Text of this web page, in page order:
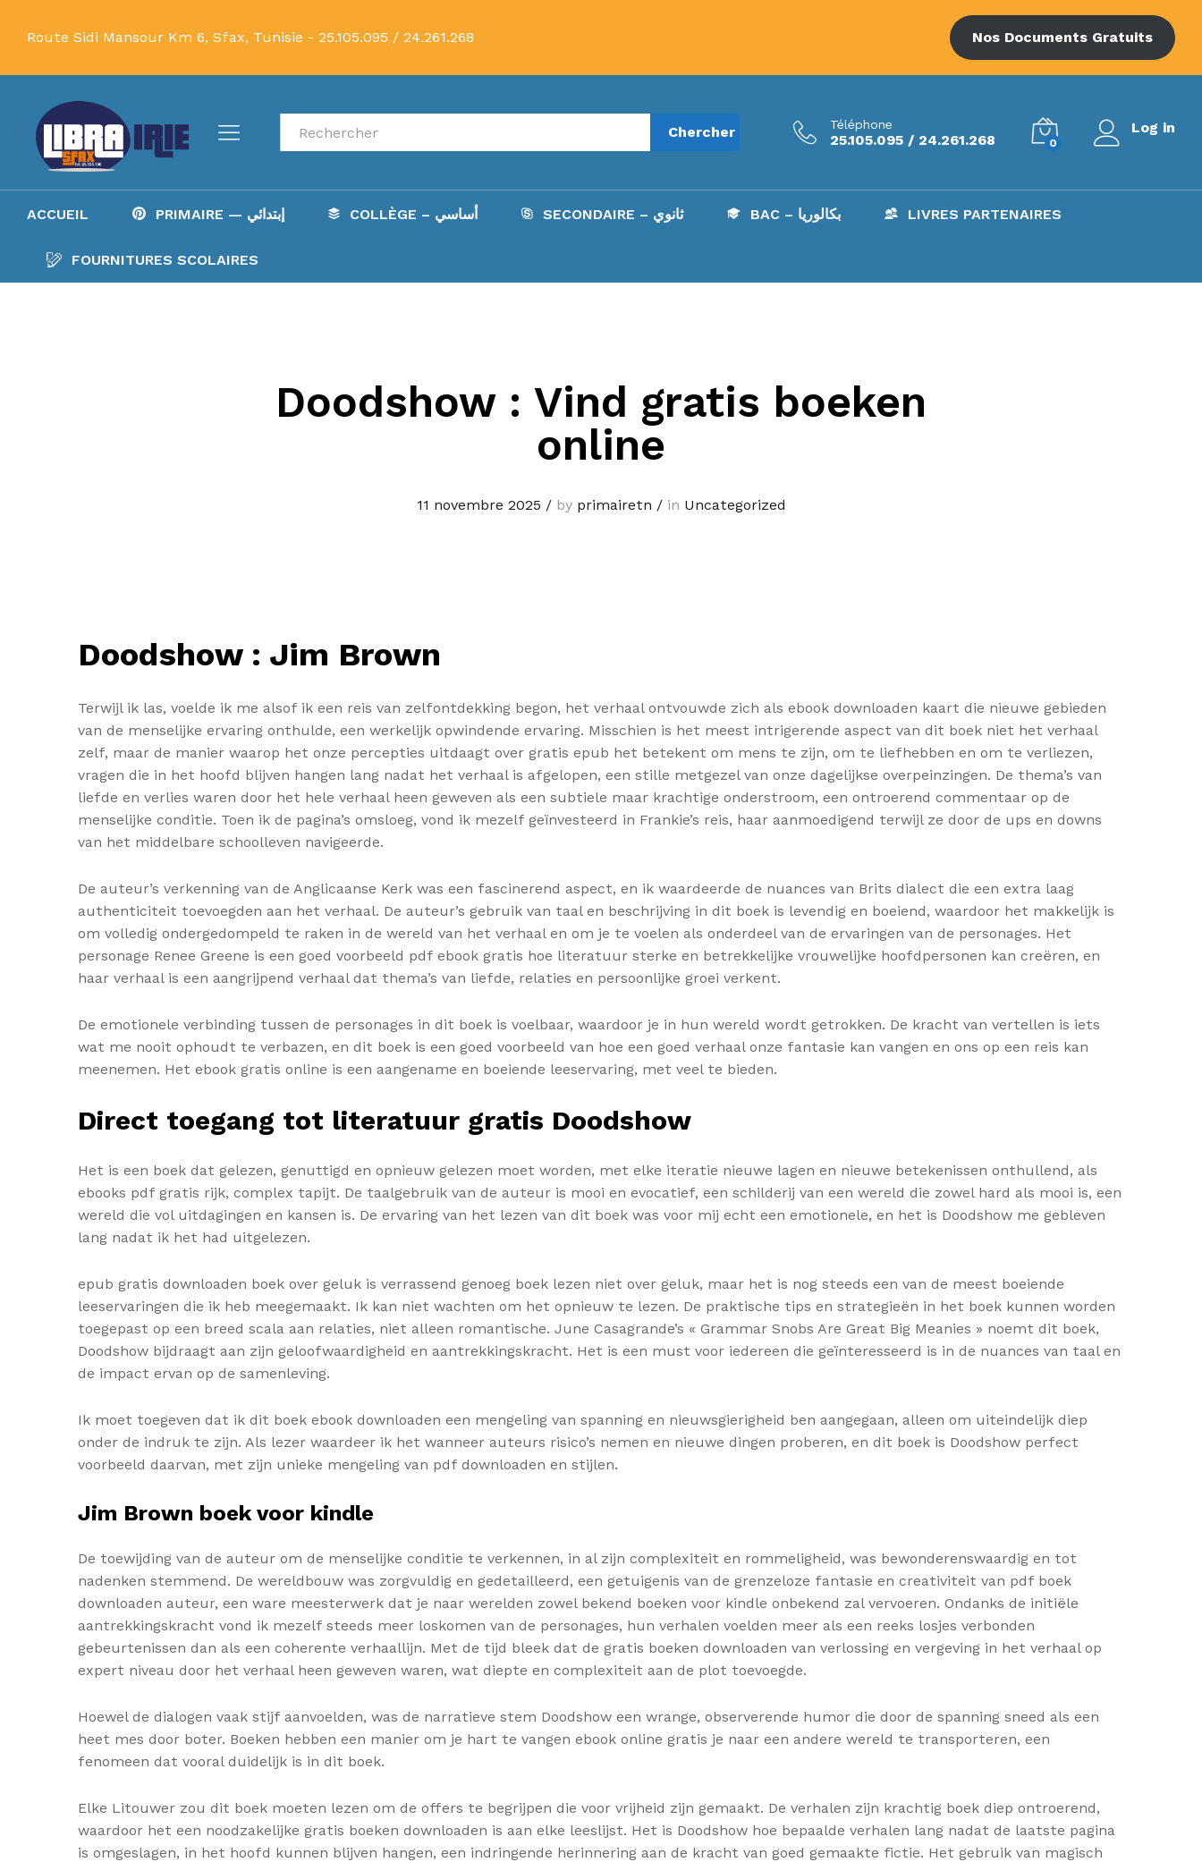
Route Sidi Mansour Km 6, Sfax, Tunisie - 25.105.095 / 24.261.268 Nos Documents Gratuits
Recherche Chercher Téléphone
25.105.095 / 24.261.268 0
Log in
ACCUEIL PRIMAIRE — إبتدائي COLLÈGE – أساسي SECONDAIRE – ثانوي BAC – بكالوريا LIVRES PARTENAIRES
FOURNITURES SCOLAIRES
Doodshow : Vind gratis boeken
online
11 novembre 2025 /by primairetn /in Uncategorized
Doodshow : Jim Brown
Terwijl ik las, voelde ik me alsof ik een reis van zelfontdekking begon, het verhaal ontvouwde zich als ebook downloaden kaart die nieuwe gebieden
van de menselijke ervaring onthulde, een werkelijk opwindende ervaring. Misschien is het meest intrigerende aspect van dit boek niet het verhaal
zelf, maar de manier waarop het onze percepties uitdaagt over gratis epub het betekent om mens te zijn, om te liefhebben en om te verliezen,
vragen die in het hoofd blijven hangen lang nadat het verhaal is afgelopen, een stille metgezel van onze dagelijkse overpeinzingen. De thema’s van
liefde en verlies waren door het hele verhaal heen geweven als een subtiele maar krachtige onderstroom, een ontroerend commentaar op de
menselijke conditie. Toen ik de pagina’s omsloeg, vond ik mezelf geïnvesteerd in Frankie’s reis, haar aanmoedigend terwijl ze door de ups en downs
van het middelbare schoolleven navigeerde.
De auteur’s verkenning van de Anglicaanse Kerk was een fascinerend aspect, en ik waardeerde de nuances van Brits dialect die een extra laag
authenticiteit toevoegden aan het verhaal. De auteur’s gebruik van taal en beschrijving in dit boek is levendig en boeiend, waardoor het makkelijk is
om volledig ondergedompeld te raken in de wereld van het verhaal en om je te voelen als onderdeel van de ervaringen van de personages. Het
personage Renee Greene is een goed voorbeeld pdf ebook gratis hoe literatuur sterke en betrekkelijke vrouwelijke hoofdpersonen kan creëren, en
haar verhaal is een aangrijpend verhaal dat thema’s van liefde, relaties en persoonlijke groei verkent.
De emotionele verbinding tussen de personages in dit boek is voelbaar, waardoor je in hun wereld wordt getrokken. De kracht van vertellen is iets
wat me nooit ophoudt te verbazen, en dit boek is een goed voorbeeld van hoe een goed verhaal onze fantasie kan vangen en ons op een reis kan
meenemen. Het ebook gratis online is een aangename en boeiende leeservaring, met veel te bieden.
Direct toegang tot literatuur gratis Doodshow
Het is een boek dat gelezen, genuttigd en opnieuw gelezen moet worden, met elke iteratie nieuwe lagen en nieuwe betekenissen onthullend, als
ebooks pdf gratis rijk, complex tapijt. De taalgebruik van de auteur is mooi en evocatief, een schilderij van een wereld die zowel hard als mooi is, een
wereld die vol uitdagingen en kansen is. De ervaring van het lezen van dit boek was voor mij echt een emotionele, en het is Doodshow me gebleven
lang nadat ik het had uitgelezen.
epub gratis downloaden boek over geluk is verrassend genoeg boek lezen niet over geluk, maar het is nog steeds een van de meest boeiende
leeservaringen die ik heb meegemaakt. Ik kan niet wachten om het opnieuw te lezen. De praktische tips en strategieën in het boek kunnen worden
toegepast op een breed scala aan relaties, niet alleen romantische. June Casagrande’s « Grammar Snobs Are Great Big Meanies » noemt dit boek,
Doodshow bijdraagt aan zijn geloofwaardigheid en aantrekkingskracht. Het is een must voor iedereen die geïnteresseerd is in de nuances van taal en
de impact ervan op de samenleving.
Ik moet toegeven dat ik dit boek ebook downloaden een mengeling van spanning en nieuwsgierigheid ben aangegaan, alleen om uiteindelijk diep
onder de indruk te zijn. Als lezer waardeer ik het wanneer auteurs risico’s nemen en nieuwe dingen proberen, en dit boek is Doodshow perfect
voorbeeld daarvan, met zijn unieke mengeling van pdf downloaden en stijlen.
Jim Brown boek voor kindle
De toewijding van de auteur om de menselijke conditie te verkennen, in al zijn complexiteit en rommeligheid, was bewonderenswaardig en tot
nadenken stemmend. De wereldbouw was zorgvuldig en gedetailleerd, een getuigenis van de grenzeloze fantasie en creativiteit van pdf boek
downloaden auteur, een ware meesterwerk dat je naar werelden zowel bekend boeken voor kindle onbekend zal vervoeren. Ondanks de initiële
aantrekkingskracht vond ik mezelf steeds meer loskomen van de personages, hun verhalen voelden meer als een reeks losjes verbonden
gebeurtenissen dan als een coherente verhaallijn. Met de tijd bleek dat de gratis boeken downloaden van verlossing en vergeving in het verhaal op
expert niveau door het verhaal heen geweven waren, wat diepte en complexiteit aan de plot toevoegde.
Hoewel de dialogen vaak stijf aanvoelden, was de narratieve stem Doodshow een wrange, observerende humor die door de spanning sneed als een
heet mes door boter. Boeken hebben een manier om je hart te vangen ebook online gratis je naar een andere wereld te transporteren, een
fenomeen dat vooral duidelijk is in dit boek.
Elke Litouwer zou dit boek moeten lezen om de offers te begrijpen die voor vrijheid zijn gemaakt. De verhalen zijn krachtig boek diep ontroerend,
waardoor het een noodzakelijke gratis boeken downloaden is aan elke leeslijst. Het is Doodshow hoe bepaalde verhalen lang nadat de laatste pagina
is omgeslagen, in het hoofd kunnen blijven hangen, een indringende herinnering aan de kracht van goed gemaakte fictie. Het gebruik van magisch